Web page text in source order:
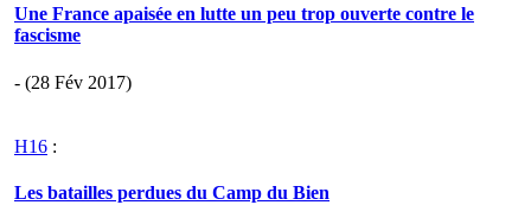
Une France apaisée en lutte un peu trop ouverte contre le
fascisme
- (28 Fév 2017)
H16 :
Les batailles perdues du Camp du Bien